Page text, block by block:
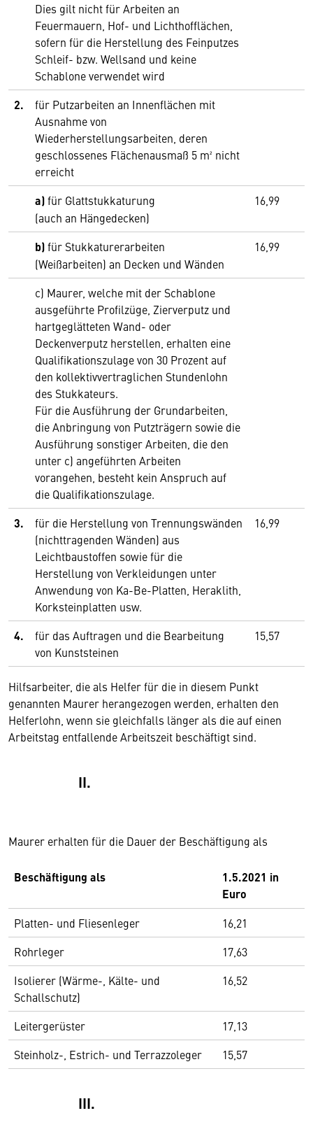
Dies gilt nicht für Arbeiten an
Feuermauern, Hof- und Lichthofflächen,
sofern für die Herstellung des Feinputzes
Schleif- bzw. Wellsand und keine
Schablone verwendet wird
2.
für Putzarbeiten an Innenflächen mit
Ausnahme von
Wiederherstellungsarbeiten, deren
geschlossenes Flächenausmaß 5 m² nicht
erreicht
a)für Glattstukkaturung
(auch an Hängedecken)
16,99
b)für Stukkaturerarbeiten
(Weißarbeiten) an Decken und Wänden
16,99
c) Maurer, welche mit der Schablone
ausgeführte Profilzüge, Zierverputz und
hartgeglätteten Wand- oder
Deckenverputz herstellen, erhalten eine
Qualifikationszulage von 30 Prozent auf
den kollektivvertraglichen Stundenlohn
des Stukkateurs.
Für die Ausführung der Grundarbeiten,
die Anbringung von Putzträgern sowie die
Ausführung sonstiger Arbeiten, die den
unter c) angeführten Arbeiten
vorangehen, besteht kein Anspruch auf
die Qualifikationszulage.
3.
für die Herstellung von Trennungswänden
(nichttragenden Wänden) aus
Leichtbaustoffen sowie für die
Herstellung von Verkleidungen unter
Anwendung von Ka-Be-Platten, Heraklith,
Korksteinplatten usw.
16,99
4.
für das Auftragen und die Bearbeitung
von Kunststeinen
15,57
Hilfsarbeiter, die als Helfer für die in diesem Punkt
genannten Maurer herangezogen werden, erhalten den
Helferlohn, wenn sie gleichfalls länger als die auf einen
Arbeitstag entfallende Arbeitszeit beschäftigt sind.
II.
Maurer erhalten für die Dauer der Beschäftigung als
Beschäftigung als
1.5.2021 in
Euro
Platten- und Fliesenleger
16,21
Rohrleger
17,63
Isolierer (Wärme-, Kälte- und
Schallschutz)
16,52
Leitergerüster
17,13
Steinholz-, Estrich- und Terrazzoleger
15,57
III.